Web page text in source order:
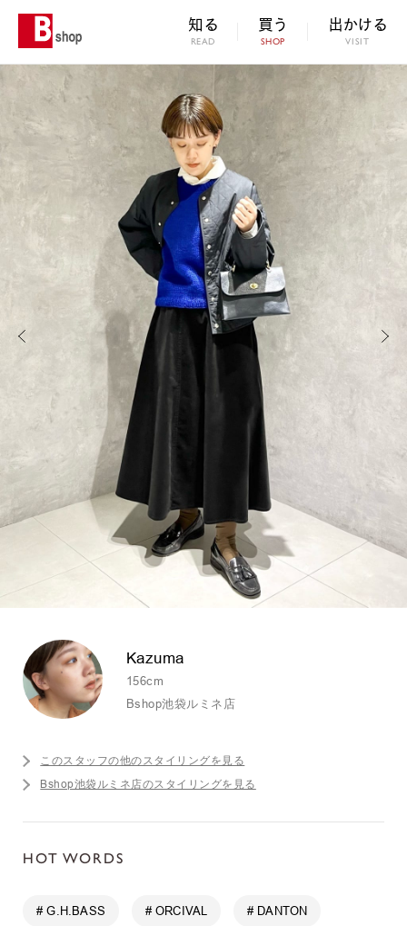
知る
READ
買う
SHOP
出かける
VISIT
Kazuma
156cm
Bshop池袋ルミネ店
このスタッフの他のスタイリングを見る
Bshop池袋ルミネ店のスタイリングを見る
HOT WORDS
# G.H.BASS # ORCIVAL # DANTON